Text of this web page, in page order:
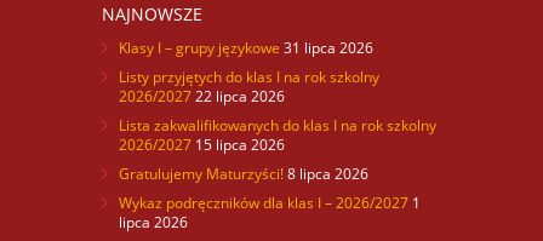
NAJNOWSZE
Klasy I – grupy językowe 31 lipca 2026
Listy przyjętych do klas I na rok szkolny
2026/202722 lipca 2026
Lista zakwalifikowanych do klas I na rok szkolny
2026/2027 15 lipca 2026
Gratulujemy Maturzyści!8 lipca 2026
Wykaz podręczników dla klas I – 2026/2027 1
lipca 2026